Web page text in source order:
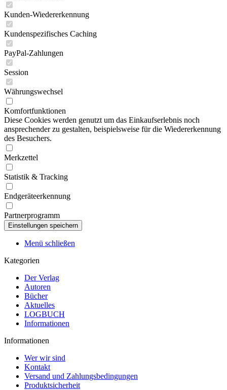
Kunden-Wiedererkennung
Kundenspezifisches Caching
PayPal-Zahlungen
Session
Währungswechsel
Komfortfunktionen
Diese Cookies werden genutzt um das Einkaufserlebnis noch
ansprechender zu gestalten, beispielsweise für die Wiedererkennung
des Besuchers.
Merkzettel
Statistik & Tracking
Endgeräteerkennung
Partnerprogramm
Menü schließen
Kategorien
Der Verlag
Autoren
Bücher
Aktuelles
LOGBUCH
Informationen
Informationen
Wer wir sind
Kontakt
Versand und Zahlungsbedingungen
Produktsicherheit